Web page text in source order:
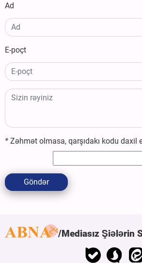
Ad
E-poçt
* Zəhmət olmasa, qarşıdakı kodu daxil
Göndər
Mediasız Şiələrin